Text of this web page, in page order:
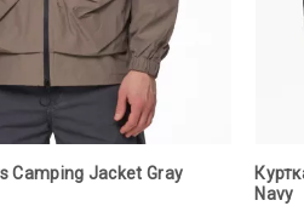
Camping Jacket Gray
Navy